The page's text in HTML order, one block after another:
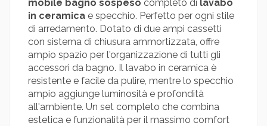
mobile bagno sospeso completo di lavabo
in ceramica e specchio. Perfetto per ogni stile
di arredamento. Dotato di due ampi cassetti
con sistema di chiusura ammortizzata, offre
ampio spazio per l'organizzazione di tutti gli
accessori da bagno. Il lavabo in ceramica è
resistente e facile da pulire, mentre lo specchio
ampio aggiunge luminosità e profondità
all'ambiente. Un set completo che combina
estetica e funzionalità per il massimo comfort